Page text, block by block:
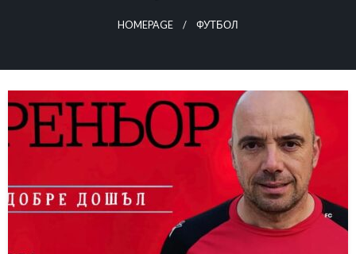
HOMEPAGE ФУТБОЛ